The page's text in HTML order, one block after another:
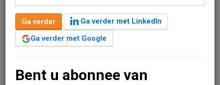
Redactie
30 november 2023 om 09:20
3 jaar geleden aangepast
2 minuten leestijd
De detailhandel heeft in oktober 4,7 procent meer
de non-foodsector met 2,4 procent. Online is 2,9
Ga verder
Ga verder met LinkedIn
Ga verder met Google
Bent u abonnee van